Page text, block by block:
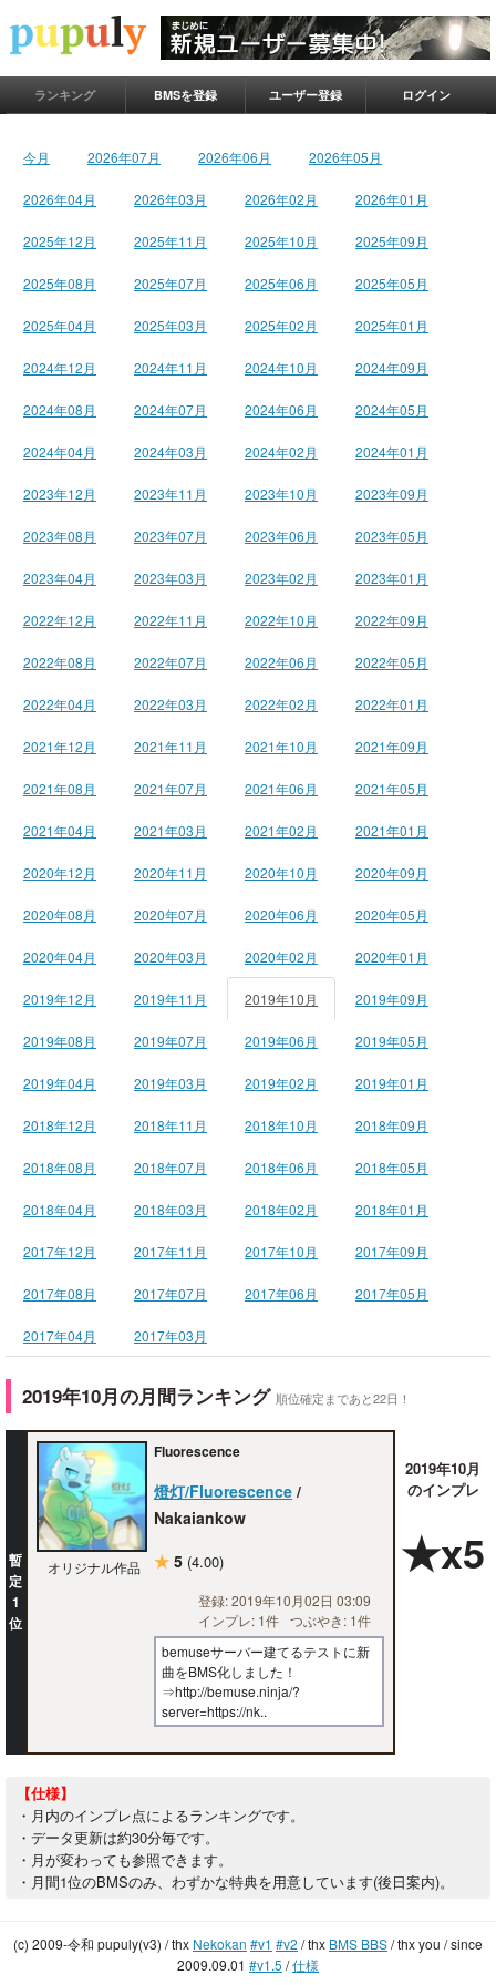
ランキング BMSを登録 ユーザー登録 ログイン
今月 2026年07月 2026年06月 2026年05月
2026年04月 2026年03月 2026年02月 2026年01月
2025年12月 2025年11月 2025年10月 2025年09月
2025年08月 2025年07月 2025年06月 2025年05月
2025年04月 2025年03月 2025年02月 2025年01月
2024年12月 2024年11月 2024年10月 2024年09月
2024年08月 2024年07月 2024年06月 2024年05月
2024年04月 2024年03月 2024年02月 2024年01月
2023年12月 2023年11月 2023年10月 2023年09月
2023年08月 2023年07月 2023年06月 2023年05月
2023年04月 2023年03月 2023年02月 2023年01月
2022年12月 2022年11月 2022年10月 2022年09月
2022年08月 2022年07月 2022年06月 2022年05月
2022年04月 2022年03月 2022年02月 2022年01月
2021年12月 2021年11月 2021年10月 2021年09月
2021年08月 2021年07月 2021年06月 2021年05月
2021年04月 2021年03月 2021年02月 2021年01月
2020年12月 2020年11月 2020年10月 2020年09月
2020年08月 2020年07月 2020年06月 2020年05月
2020年04月 2020年03月 2020年02月 2020年01月
2019年12月 2019年11月 2019年10月 2019年09月
2019年08月 2019年07月 2019年06月 2019年05月
2019年04月 2019年03月 2019年02月 2019年01月
2018年12月 2018年11月 2018年10月 2018年09月
2018年08月 2018年07月 2018年06月 2018年05月
2018年04月 2018年03月 2018年02月 2018年01月
2017年12月 2017年11月 2017年10月 2017年09月
2017年08月 2017年07月 2017年06月 2017年05月
2017年04月 2017年03月
2019年10月の月間ランキング 順位確定まであと22日！
暫
定
1
位
オリジナル作品
Fluorescence
燈灯/Fluorescence /
Nakaiankow
★ 5 (4.00)
登録: 2019年10月02日 03:09
インプレ: 1件 つぶやき: 1件
bemuseサーバー建てるテストに新
曲をBMS化しました！
⇒http://bemuse.ninja/?
server=https://nk..
2019年10月
のインプレ
★x5
【仕様】
・月内のインプレ点によるランキングです。
・データ更新は約30分毎です。
・月が変わっても参照できます。
・月間1位のBMSのみ、わずかな特典を用意しています(後日案内)。
(c) 2009-令和 pupuly(v3) / thx Nekokan #v1 #v2 / thx BMS BBS/ thx you / since
2009.09.01 #v1.5 /仕様